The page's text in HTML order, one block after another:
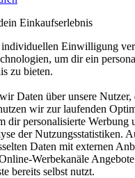
Einkaufserlebnis
Einwilligung
um dir ein
zu bieten.
Daten über unsere Nutzer,
wir zur laufenden
dir personalisierte Werbung
der Nutzungsstatistiken.
Daten mit externen
Werbekanäle
bereits selbst nutzt.